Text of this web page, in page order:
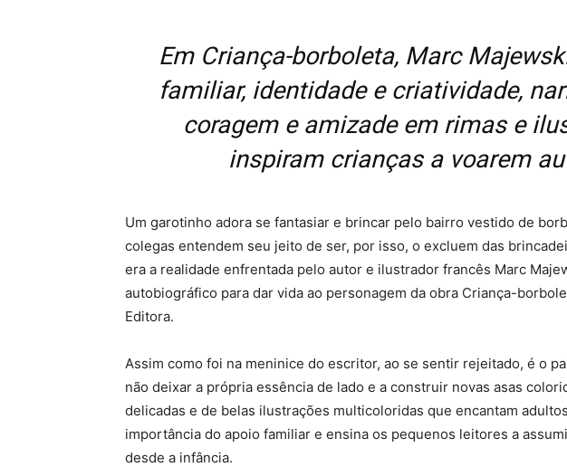
Em Criança-borboleta, Marc
familiar, identidade e criatividade,
coragem e amizade em rimas e
inspiram crianças a voarem
Um garotinho adora se fantasiar e brincar pelo bairro vestido de
colegas entendem seu jeito de ser, por isso, o excluem das
era a realidade enfrentada pelo autor e ilustrador francês Marc
autobiográfico para dar vida ao personagem da obra Criança-
Editora.
Assim como foi na meninice do escritor, ao se sentir rejeitado, é o
não deixar a própria essência de lado e a construir novas asas
delicadas e de belas ilustrações multicoloridas que encantam
importância do apoio familiar e ensina os pequenos leitores a
desde a infância.